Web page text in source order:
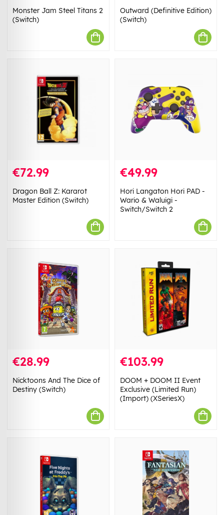
Monster Jam Steel Titans 2
(Switch)
Outward (Definitive Edition)
(Switch)
€72.99
Dragon Ball Z: Kararot
Master Edition (Switch)
€49.99
Hori Langaton Hori PAD -
Wario & Waluigi -
Switch/Switch 2
€28.99
Nicktoons And The Dice of
Destiny (Switch)
€103.99
DOOM + DOOM II Event
Exclusive (Limited Run)
(Import) (XSeriesX)